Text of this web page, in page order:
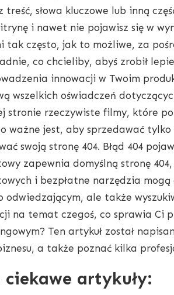
treść, słowa kluczowe lub inną
i nawet nie pojawisz się w
tak często, jak to możliwe, za
co chcieliby, abyś zrobił
innowacji w Twoim
wszelkich oświadczeń
stronie rzeczywiste filmy, które
ważne jest, aby sprzedawać
swoją stronę 404. Błąd 404
zapewnia domyślną stronę
i bezpłatne narzędzia
odwiedzającym, ale także
na temat czegoś, co sprawia Ci
Ten artykuł został
a także poznać kilka
artykuły: